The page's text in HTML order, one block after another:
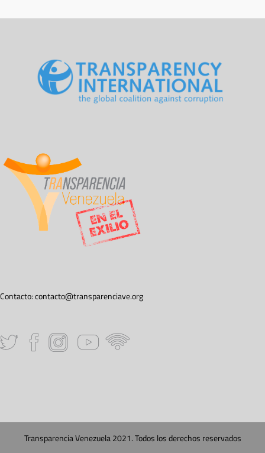
Contacto:contacto@transparenciave.org
Transparencia Venezuela 2021. Todos los derechos reservados